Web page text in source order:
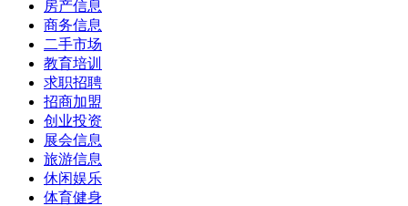
房产信息
商务信息
二手市场
教育培训
求职招聘
招商加盟
创业投资
展会信息
旅游信息
休闲娱乐
体育健身